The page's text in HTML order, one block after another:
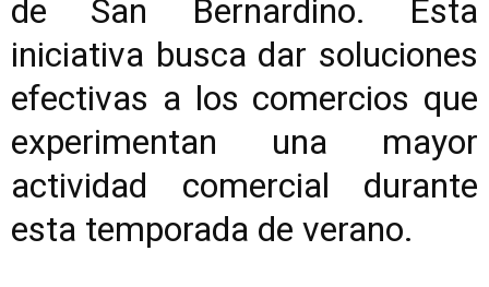
de San Bernardino. Esta
iniciativa busca dar soluciones
efectivas a los comercios que
experimentan una mayor
actividad comercial durante
esta temporada de verano.